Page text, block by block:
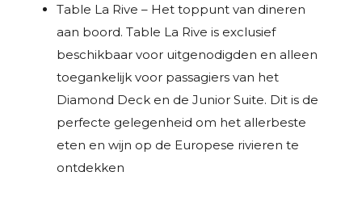
Table La Rive – Het toppunt van dineren
aan boord. Table La Rive is exclusief
beschikbaar voor uitgenodigden en alleen
toegankelijk voor passagiers van het
Diamond Deck en de Junior Suite. Dit is de
perfecte gelegenheid om het allerbeste
eten en wijn op de Europese rivieren te
ontdekken